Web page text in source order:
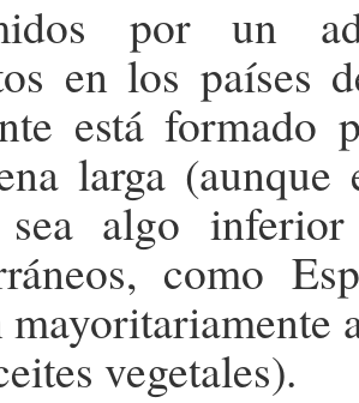
por un
en los países
está formado
larga (aunque
sea algo
como
vegetales).